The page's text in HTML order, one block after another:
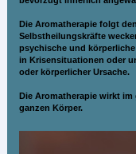
Die Aromatherapie folgt
Selbstheilungskräfte
psychische und
in Krisensituationen oder
oder körperlicher Ursache.
Die Aromatherapie wirkt
ganzen Körper.